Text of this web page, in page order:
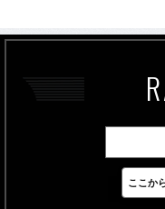
最新
ここか